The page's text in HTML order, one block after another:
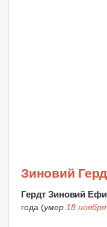
Зиновий
Гердт Зиновий
года (умер 18